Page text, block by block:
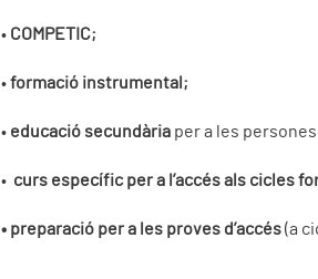
• COMPETIC;
•formació instrumental;
• educació secundària per a les
• curs específic per a l’accés als cicles
• preparació per a les proves d’accés(a